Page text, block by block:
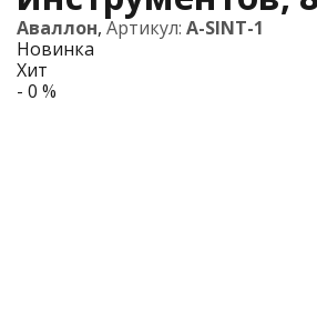
Аваллон,Артикул: A-SINT-1
Новинка
Хит
- 0 %